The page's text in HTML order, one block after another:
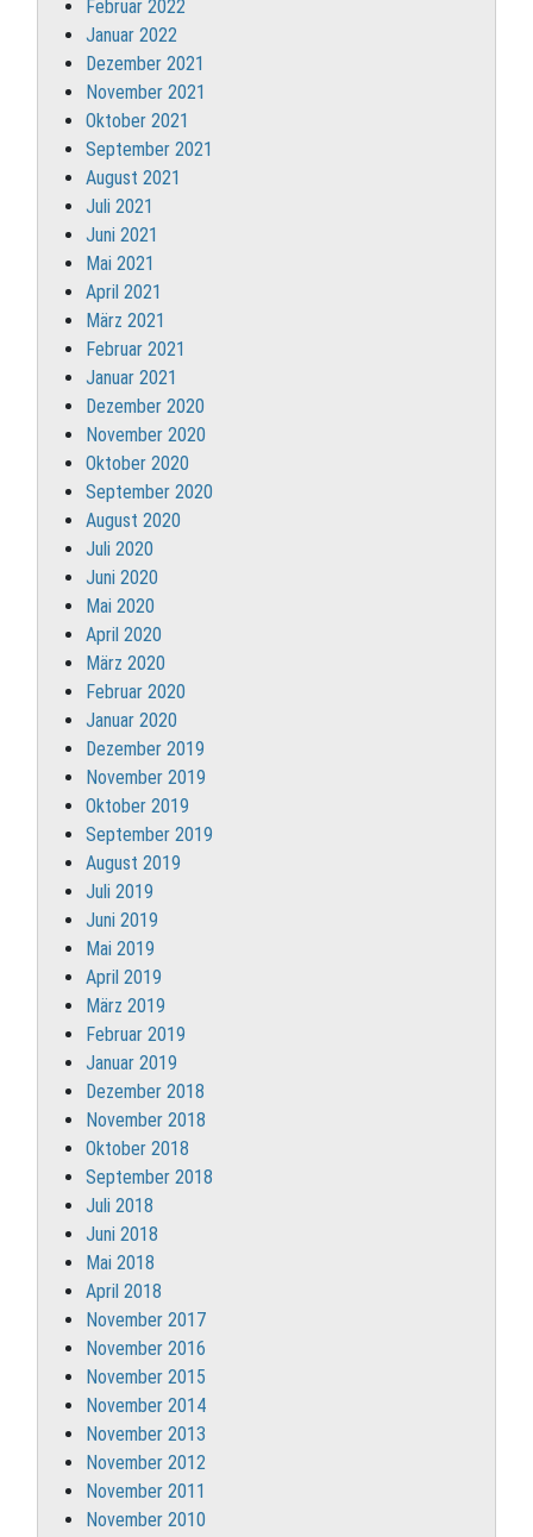
Februar 2022
Januar 2022
Dezember 2021
November 2021
Oktober 2021
September 2021
August 2021
Juli 2021
Juni 2021
Mai 2021
April 2021
März 2021
Februar 2021
Januar 2021
Dezember 2020
November 2020
Oktober 2020
September 2020
August 2020
Juli 2020
Juni 2020
Mai 2020
April 2020
März 2020
Februar 2020
Januar 2020
Dezember 2019
November 2019
Oktober 2019
September 2019
August 2019
Juli 2019
Juni 2019
Mai 2019
April 2019
März 2019
Februar 2019
Januar 2019
Dezember 2018
November 2018
Oktober 2018
September 2018
Juli 2018
Juni 2018
Mai 2018
April 2018
November 2017
November 2016
November 2015
November 2014
November 2013
November 2012
November 2011
November 2010